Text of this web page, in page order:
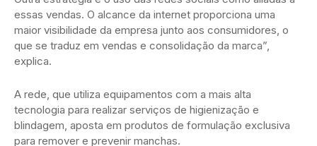
essas vendas. O alcance da internet proporciona uma
maior visibilidade da empresa junto aos consumidores, o
que se traduz em vendas e consolidação da marca”,
explica.
A rede, que utiliza equipamentos com a mais alta
tecnologia para realizar serviços de higienização e
blindagem, aposta em produtos de formulação exclusiva
para remover e prevenir manchas.